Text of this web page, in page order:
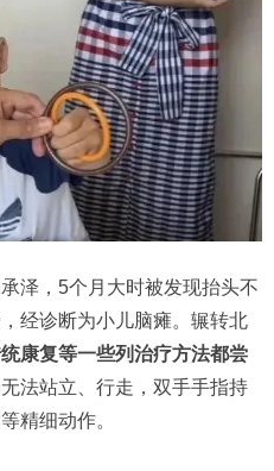
泽，5个月大时被发现抬头不
经诊断为小儿脑瘫。辗转北
康复等一些列治疗方法都尝
法站立、行走，双手手指持
精细动作。